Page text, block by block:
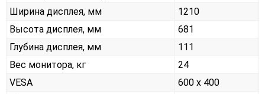
Ширина дисплея, мм
1210
Высота дисплея, мм
681
Глубина дисплея, мм
111
Вес монитора, кг
24
VESA
600 x 400